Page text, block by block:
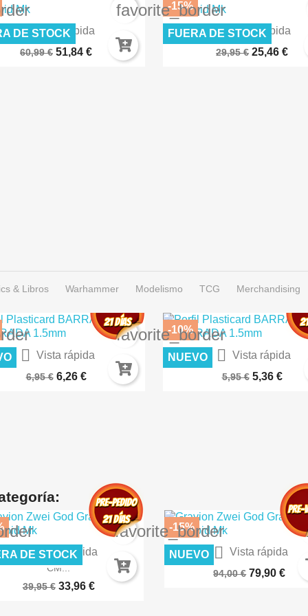
 Vista rápida
BALL - Model Kit -...
60,99 € 51,84 €
DE STOCK
favorite_border
 Vista rápida
DRAGON BALL - Figure-
29,95 € 25,46 €
-15%
FUERA DE STOCK
& Libros Warhammer Modelismo TCG Merchandising

Vista rápida
LUNAR – TERRENOS...
6,95 € 6,26 €
favorite_border

Vista rápida
CÉSPED FLOCK 2MM SECO
5,95 € 5,36 €
-10%
NUEVO
 Vista rápida
FORCE SET MONTAJE 14
CM...
39,95 € 33,96 €
DE STOCK
favorite_border

Vista rápida
Knights & Magic Goldleo...
94,00 € 79,90 €
-15%
NUEVO